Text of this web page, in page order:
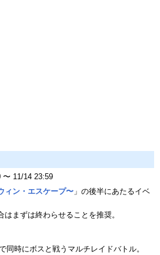
〜 11/14 23:59
ィン・エスケープ〜 」の後半にあたるイベ
まずは終わらせることを推奨。
同時にボスと戦うマルチレイドバトル。